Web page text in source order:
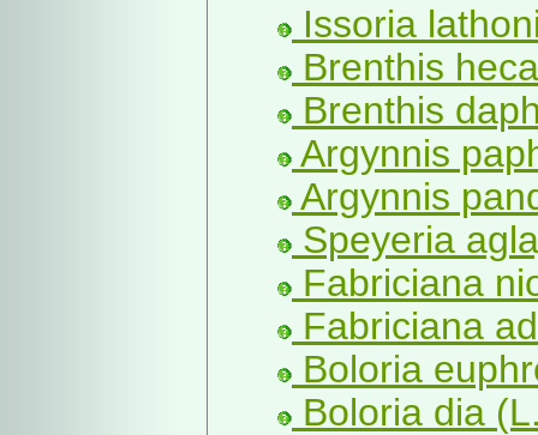
Issoria
Brenthis
Brenthis
Argynnis
Argynnis
Speyeria
Fabriciana
Fabriciana
Boloria
Boloria dia